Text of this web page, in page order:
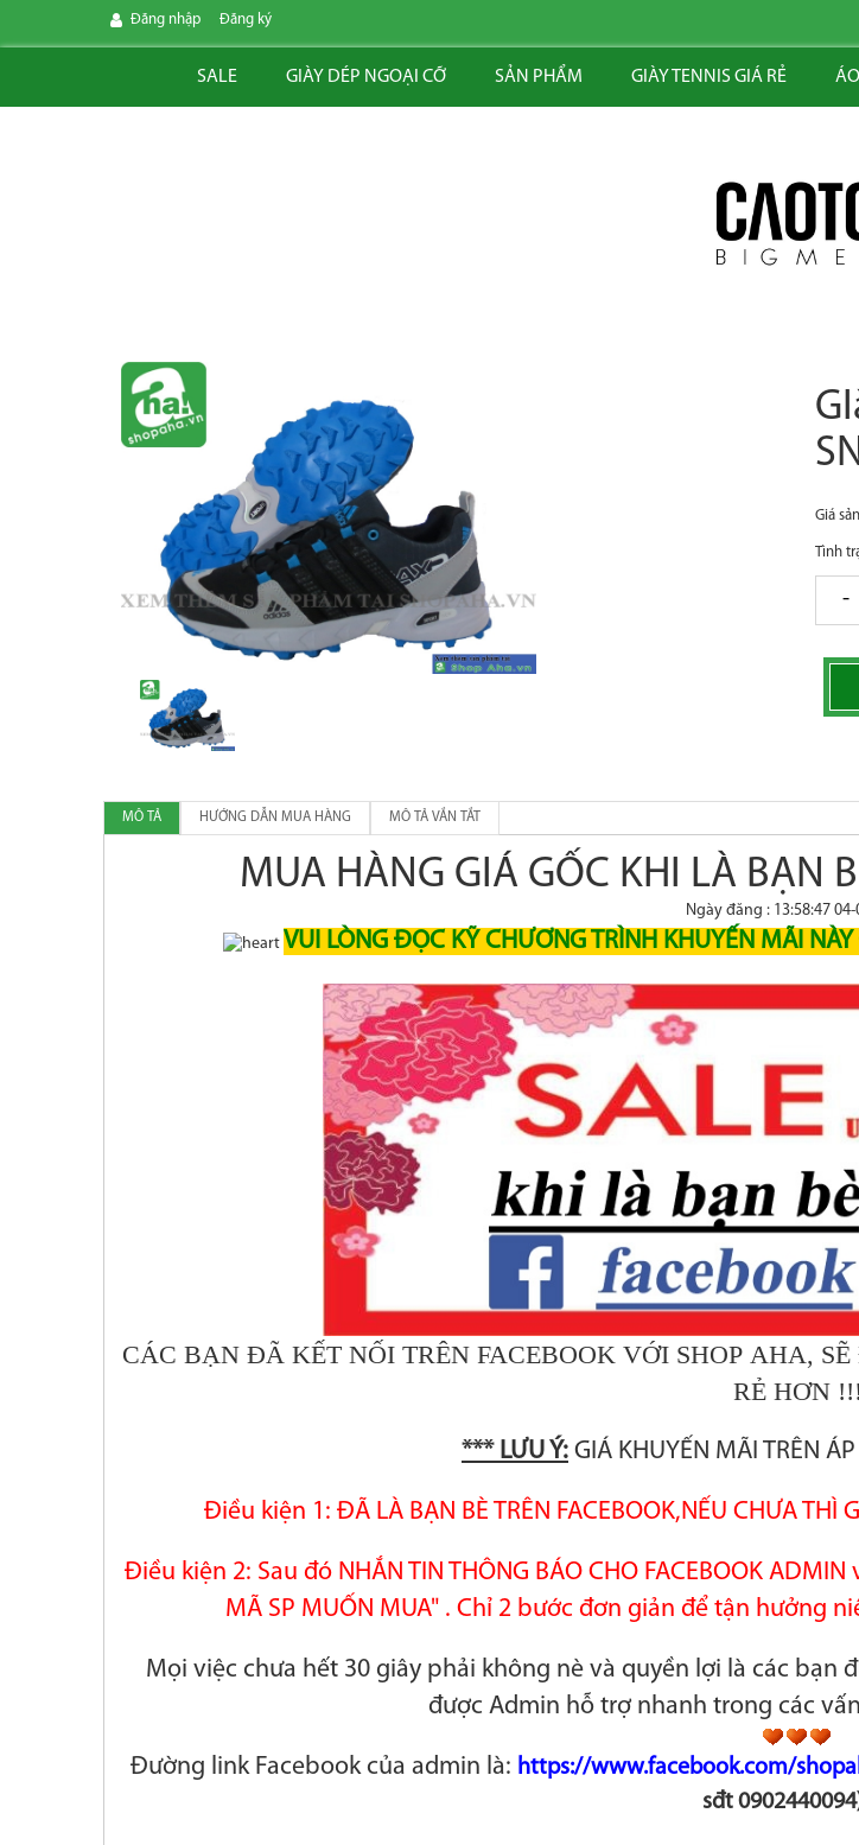
Đăng nhập Đăng ký
SALE GIÀY DÉP NGOẠI CỠ SẢN PHẨM GIÀY TENNIS GIÁ RẺ
Giá
Tình
giam
MÔ TẢ HƯỚNG DẪN MUA HÀNG MÔ TẢ VẮN TẮT
MUA HÀNG GIÁ GỐC KHI LÀ BẠN
Ngày đăng : 13:58:47 04-
VUI LÒNG ĐỌC KỸ CHƯƠNG TRÌNH KHUYẾN MÃI
CÁC BẠN ĐÃ KẾT NỐI TRÊN FACEBOOK VỚI SHOP AHA,
RẺ HƠN !!!
*** LƯU Ý: GIÁ KHUYẾN MÃI TRÊN
Điều kiện 1: ĐÃ LÀ BẠN BÈ TRÊN FACEBOOK,NẾU CHƯA THÌ
Điều kiện 2: Sau đó NHẮN TIN THÔNG BÁO CHO FACEBOOK
MÃ SP MUỐN MUA" . Chỉ 2 bước đơn giản để tận hưởng
Mọi việc chưa hết 30 giây phải không nè và quyền lợi là các bạn
được Admin hỗ trợ nhanh trong các
Đường link Facebook của admin là: https://www.facebook.com/
sđt